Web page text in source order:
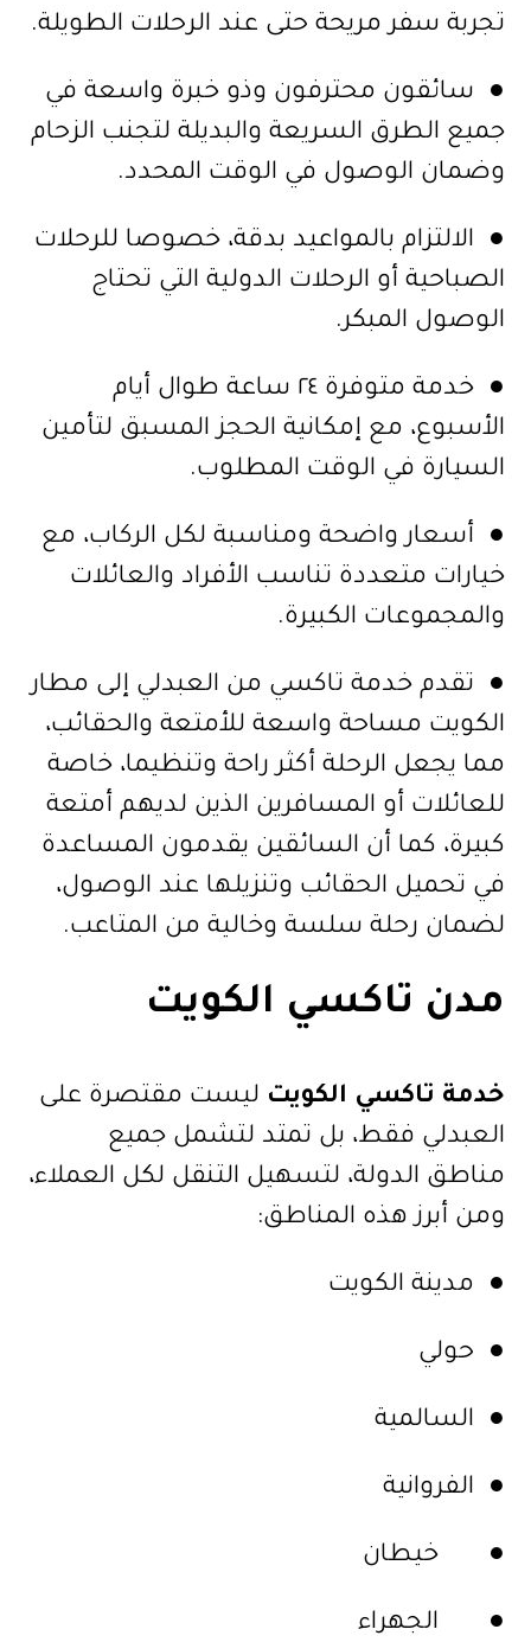
تجربة سفر مريحة حتى عند الرحلات الطويلة.
● سائقون محترفون وذو خبرة واسعة في
جميع الطرق السريعة والبديلة لتجنب الزحام
وضمان الوصول في الوقت المحدد.
● الالتزام بالمواعيد بدقة، خصوصا للرحلات
الصباحية أو الرحلات الدولية التي تحتاج
الوصول المبكر.
● خدمة متوفرة ٢٤ ساعة طوال أيام
الأسبوع، مع إمكانية الحجز المسبق لتأمين
السيارة في الوقت المطلوب.
● أسعار واضحة ومناسبة لكل الركاب، مع
خيارات متعددة تناسب الأفراد والعائلات
والمجموعات الكبيرة.
● تقدم خدمة تاكسي من العبدلي إلى مطار
الكويت مساحة واسعة للأمتعة والحقائب،
مما يجعل الرحلة أكثر راحة وتنظيما، خاصة
للعائلات أو المسافرين الذين لديهم أمتعة
كبيرة، كما أن السائقين يقدمون المساعدة
في تحميل الحقائب وتنزيلها عند الوصول،
لضمان رحلة سلسة وخالية من المتاعب.
مدن تاكسي الكويت
خدمة تاكسي الكويت ليست مقتصرة على
العبدلي فقط، بل تمتد لتشمل جميع
مناطق الدولة، لتسهيل التنقل لكل العملاء،
ومن أبرز هذه المناطق:
● مدينة الكويت
● حولي
● السالمية
● الفروانية
● خيطان
● الجهراء